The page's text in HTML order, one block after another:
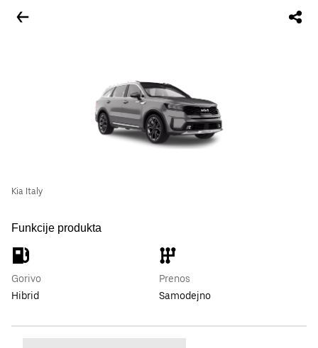
Kia Italy
Funkcije produkta
Gorivo
Hibrid
Prenos
Samodejno